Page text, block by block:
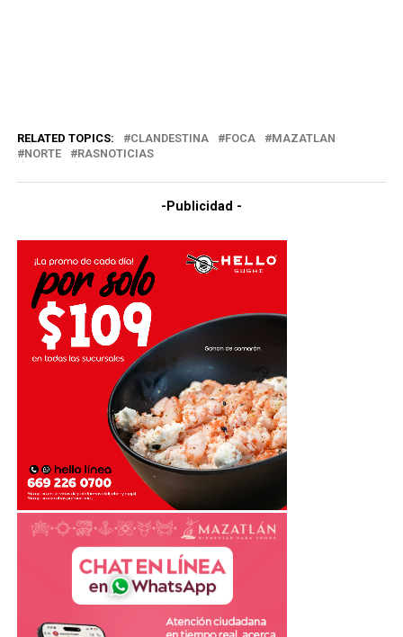
RELATED TOPICS: CLANDESTINA FOCA
MAZATLAN
NORTE
RASNOTICIAS
-Publicidad -